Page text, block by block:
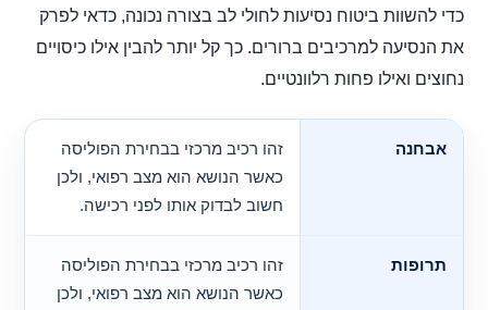
כדי להשוות ביטוח נסיעות לחולי לב בצורה נכונה, כדאי לפרק
את הנסיעה למרכיבים ברורים. כך קל יותר להבין אילו כיסויים
נחוצים ואילו פחות רלוונטיים.
אבחנה
זהו רכיב מרכזי בבחירת הפוליסה
כאשר הנושא הוא מצב רפואי, ולכן
חשוב לבדוק אותו לפני רכישה.
תרופות
זהו רכיב מרכזי בבחירת הפוליסה
כאשר הנושא הוא מצב רפואי, ולכן